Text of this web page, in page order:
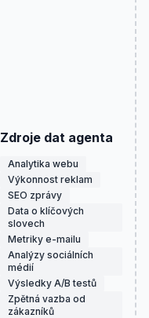
Zdroje dat agenta
Analytika webu
Výkonnost reklam
SEO zprávy
Data o klíčových
slovech
Metriky e-mailu
Analýzy sociálních
médií
Výsledky A/B testů
Zpětná vazba od
zákazníků